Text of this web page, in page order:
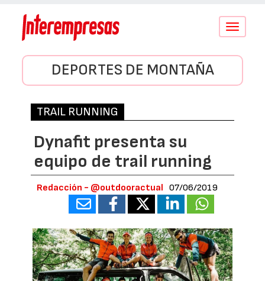
Conmutar
DEPORTES DE MONTAÑA
TRAIL RUNNING
Dynafit presenta su
equipo de trail running
Redacción - @outdooractual 07/06/2019